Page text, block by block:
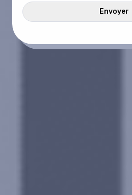
CAPTCHA